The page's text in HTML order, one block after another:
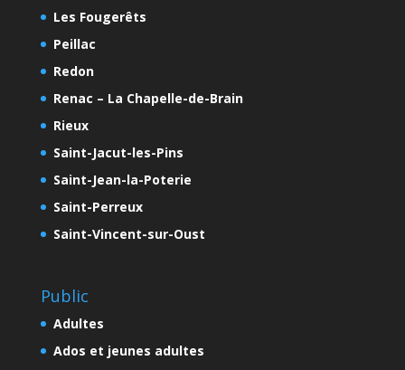
Les Fougerêts
Peillac
Redon
Renac – La Chapelle-de-Brain
Rieux
Saint-Jacut-les-Pins
Saint-Jean-la-Poterie
Saint-Perreux
Saint-Vincent-sur-Oust
Public
Adultes
Ados et jeunes adultes